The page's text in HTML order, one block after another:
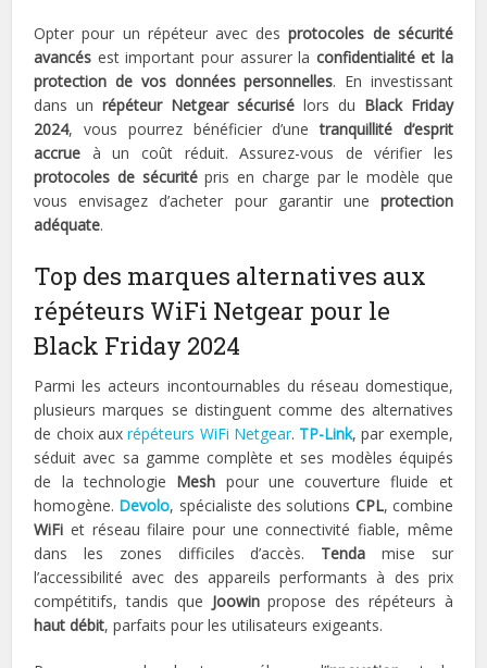
Opter pour un répéteur avec desprotocoles de sécurité
avancés est important pour assurer la confidentialité et la
protection de vos données personnelles. En investissant
dans unrépéteur Netgear sécurisé lors du Black Friday
2024, vous pourrez bénéficier d’unetranquillité d’esprit
accrue à un coût réduit. Assurez-vous de vérifier les
protocoles de sécuritépris en charge par le modèle que
vous envisagez d’acheter pour garantir une protection
adéquate.
Top des marques alternatives aux
répéteurs WiFi Netgear pour le
Black Friday 2024
Parmi les acteurs incontournables du réseau domestique,
plusieurs marques se distinguent comme des alternatives
de choix auxrépéteurs WiFi Netgear. TP-Link, par exemple,
séduit avec sa gamme complète et ses modèles équipés
de la technologie Mesh pour une couverture fluide et
homogène. Devolo, spécialiste des solutions CPL, combine
WiFi et réseau filaire pour une connectivité fiable, même
dans les zones difficiles d’accès. Tenda mise sur
l’accessibilité avec des appareils performants à des prix
compétitifs, tandis que Joowinpropose des répéteurs à
haut débit, parfaits pour les utilisateurs exigeants.